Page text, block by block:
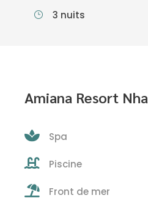
3 nuits
Amiana Resort
Spa
Piscine
Front de mer